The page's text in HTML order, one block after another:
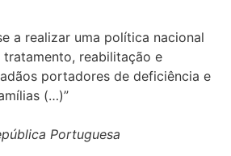
a realizar uma política nacional
reabilitação e
portadores de deficiência e
(…)”
Portuguesa